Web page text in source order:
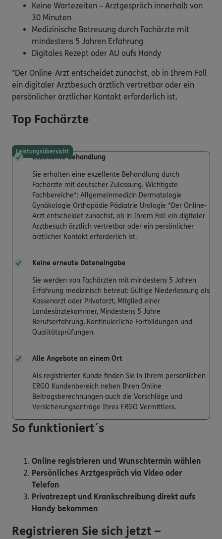
Keine Wartezeiten – Arztgespräch innerhalb von
30 Minuten
Medizinische Betreuung durch Fachärzte mit
mindestens 5 Jahren Erfahrung
Digitales Rezept oder AU aufs Handy
*Der Online-Arzt entscheidet zunächst, ob in Ihrem Fall
ein digitaler Arztbesuch ärztlich vertretbar oder ein
persönlicher ärztlicher Kontakt erforderlich ist.
Top Fachärzte
Leistungsübersicht
Exzellente Behandlung
Sie erhalten eine exzellente Behandlung durch
Fachärzte mit deutscher Zulassung. Wichtigste
Fachbereiche*: Allgemeinmedizin Dermatologie
Gynäkologie Orthopädie Pädiatrie Urologie *Der Online-
Arzt entscheidet zunächst, ob in Ihrem Fall ein digitaler
Arztbesuch ärztlich vertretbar oder ein persönlicher
ärztlicher Kontakt erforderlich ist.
Keine erneute Dateneingabe
Sie werden von Fachärzten mit mindestens 5 Jahren
Erfahrung medizinisch betreut: Gültige Niederlassung als
Kassenarzt oder Privatarzt, Mitglied einer
Landesärztekammer, Mindestens 5 Jahre
Berufserfahrung, Kontinuierliche Fortbildungen und
Qualitätsprüfungen.
Alle Angebote an einem Ort
Als registrierter Kunde finden Sie in Ihrem persönlichen
ERGO Kundenbereich neben Ihren Online
Beitragsberechnungen auch die Vorschläge und
Versicherungsanträge Ihres ERGO Vermittlers.
So funktioniert´s
Online registrieren und Wunschtermin wählen
Persönliches Arztgespräch via Video oder
Telefon
Privatrezept und Krankschreibung direkt aufs
Handy bekommen
Registrieren Sie sich jetzt –